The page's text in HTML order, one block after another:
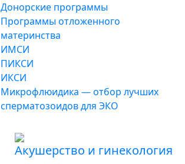
Донорские программы
Программы отложенного
материнства
ИМСИ
ПИКСИ
ИКСИ
Микрофлюидика — отбор лучших
сперматозоидов для ЭКО
Акушерство и гинекология